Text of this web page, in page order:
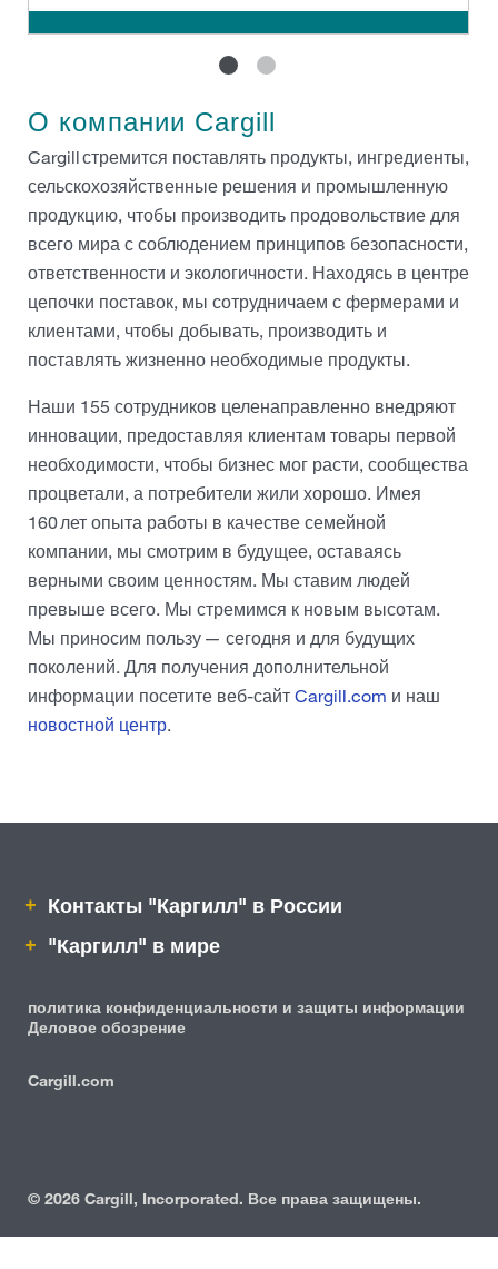
О компании Cargill
Cargill стремится поставлять продукты, ингредиенты,
сельскохозяйственные решения и промышленную
продукцию, чтобы производить продовольствие для
всего мира с соблюдением принципов безопасности,
ответственности и экологичности. Находясь в центре
цепочки поставок, мы сотрудничаем с фермерами и
клиентами, чтобы добывать, производить и
поставлять жизненно необходимые продукты.
Наши 155 сотрудников целенаправленно внедряют
инновации, предоставляя клиентам товары первой
необходимости, чтобы бизнес мог расти, сообщества
процветали, а потребители жили хорошо. Имея
160 лет опыта работы в качестве семейной
компании, мы смотрим в будущее, оставаясь
верными своим ценностям. Мы ставим людей
превыше всего. Мы стремимся к новым высотам.
Мы приносим пользу — сегодня и для будущих
поколений. Для получения дополнительной
информации посетите веб-сайт Cargill.com и наш
новостной центр.
Контакты "Каргилл" в России
"Каргилл" в мире
политика конфиденциальности и защиты информации
Деловое обозрение
Cargill.com
© 2026 Cargill, Incorporated. Все права защищены.